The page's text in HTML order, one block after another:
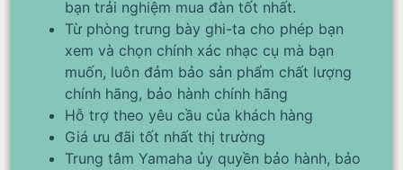
bạn trải nghiệm mua đàn tốt nhất.
Từ phòng trưng bày ghi-ta cho phép bạn
xem và chọn chính xác nhạc cụ mà bạn
muốn, luôn đảm bảo sản phẩm chất lượng
chính hãng, bảo hành chính hãng
Hỗ trợ theo yêu cầu của khách hàng
Giá ưu đãi tốt nhất thị trường
Trung tâm Yamaha ủy quyền bảo hành, bảo